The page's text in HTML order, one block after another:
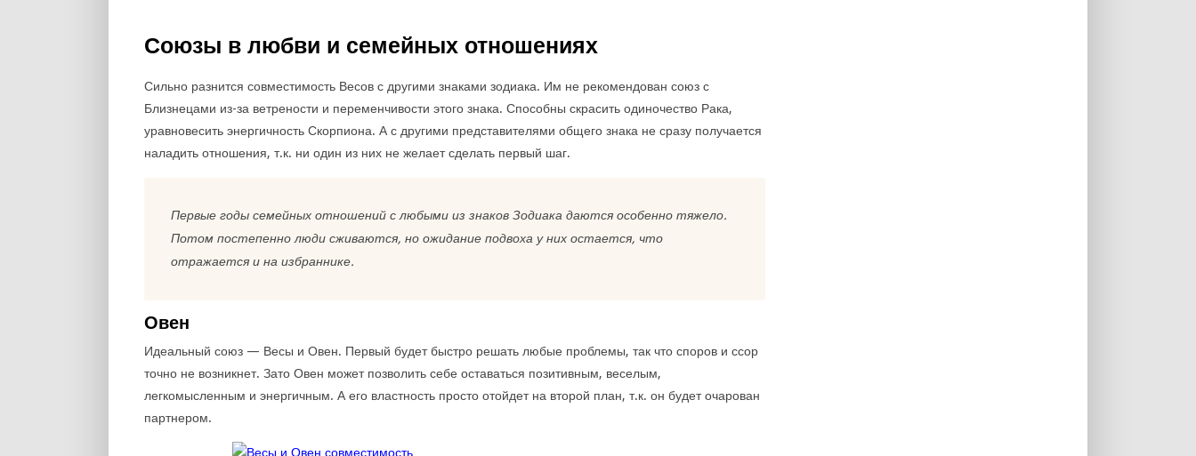
Союзы в любви и семейных отношениях
Сильно разнится совместимость Весов с другими знаками зодиака. Им не рекомендован союз с
Близнецами из-за ветрености и переменчивости этого знака. Способны скрасить одиночество Рака,
уравновесить энергичность Скорпиона. А с другими представителями общего знака не сразу получается
наладить отношения, т.к. ни один из них не желает сделать первый шаг.
Первые годы семейных отношений с любыми из знаков Зодиака даются особенно тяжело.
Потом постепенно люди сживаются, но ожидание подвоха у них остается, что
отражается и на избраннике.
Овен
Идеальный союз — Весы и Овен. Первый будет быстро решать любые проблемы, так что споров и ссор
точно не возникнет. Зато Овен может позволить себе оставаться позитивным, веселым,
легкомысленным и энергичным. А его властность просто отойдет на второй план, т.к. он будет очарован
партнером.